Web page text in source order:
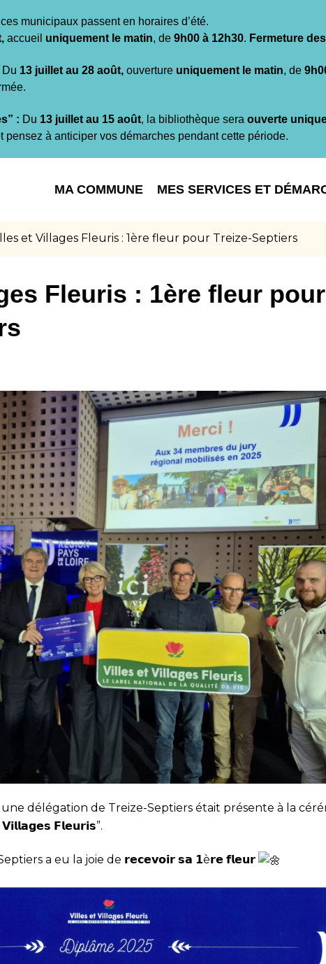
municipaux passent en horaires d’été.
accueil uniquement le matin, de 9h00 à 12h30. Fermeture
Du 13 juillet au 28 août, ouverture uniquement le matin, de
: Du 13 juillet au 15 août, la bibliothèque sera ouverte
pensez à anticiper vos démarches pendant cette période.
MA COMMUNE MES SERVICES ET
et Villages Fleuris : 1ère fleur pour Treize-Septiers
Fleuris : 1ère fleur pour
délégation de Treize-Septiers était présente à la
𝗙𝗹𝗲𝘂𝗿𝗶𝘀”.
a eu la joie de 𝗿𝗲𝗰𝗲𝘃𝗼𝗶𝗿 𝘀𝗮 𝟭è𝗿𝗲 𝗳𝗹𝗲𝘂𝗿